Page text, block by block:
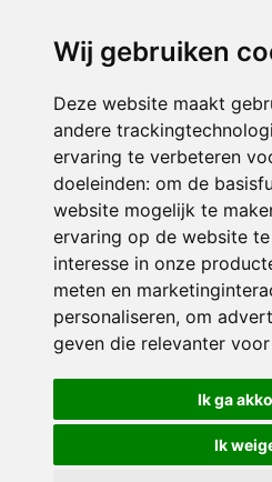
Wij gebruiken
Deze website maakt
andere
ervaring te verbeteren
doeleinden: om de
website mogelijk te
ervaring op de website
interesse in onze
meten en
personaliseren, om
geven die relevanter
Ik ga
Ik
© 2026 Sint Bernardus | Alle
Privacy policy|Disclaimer|
Crealisatie The